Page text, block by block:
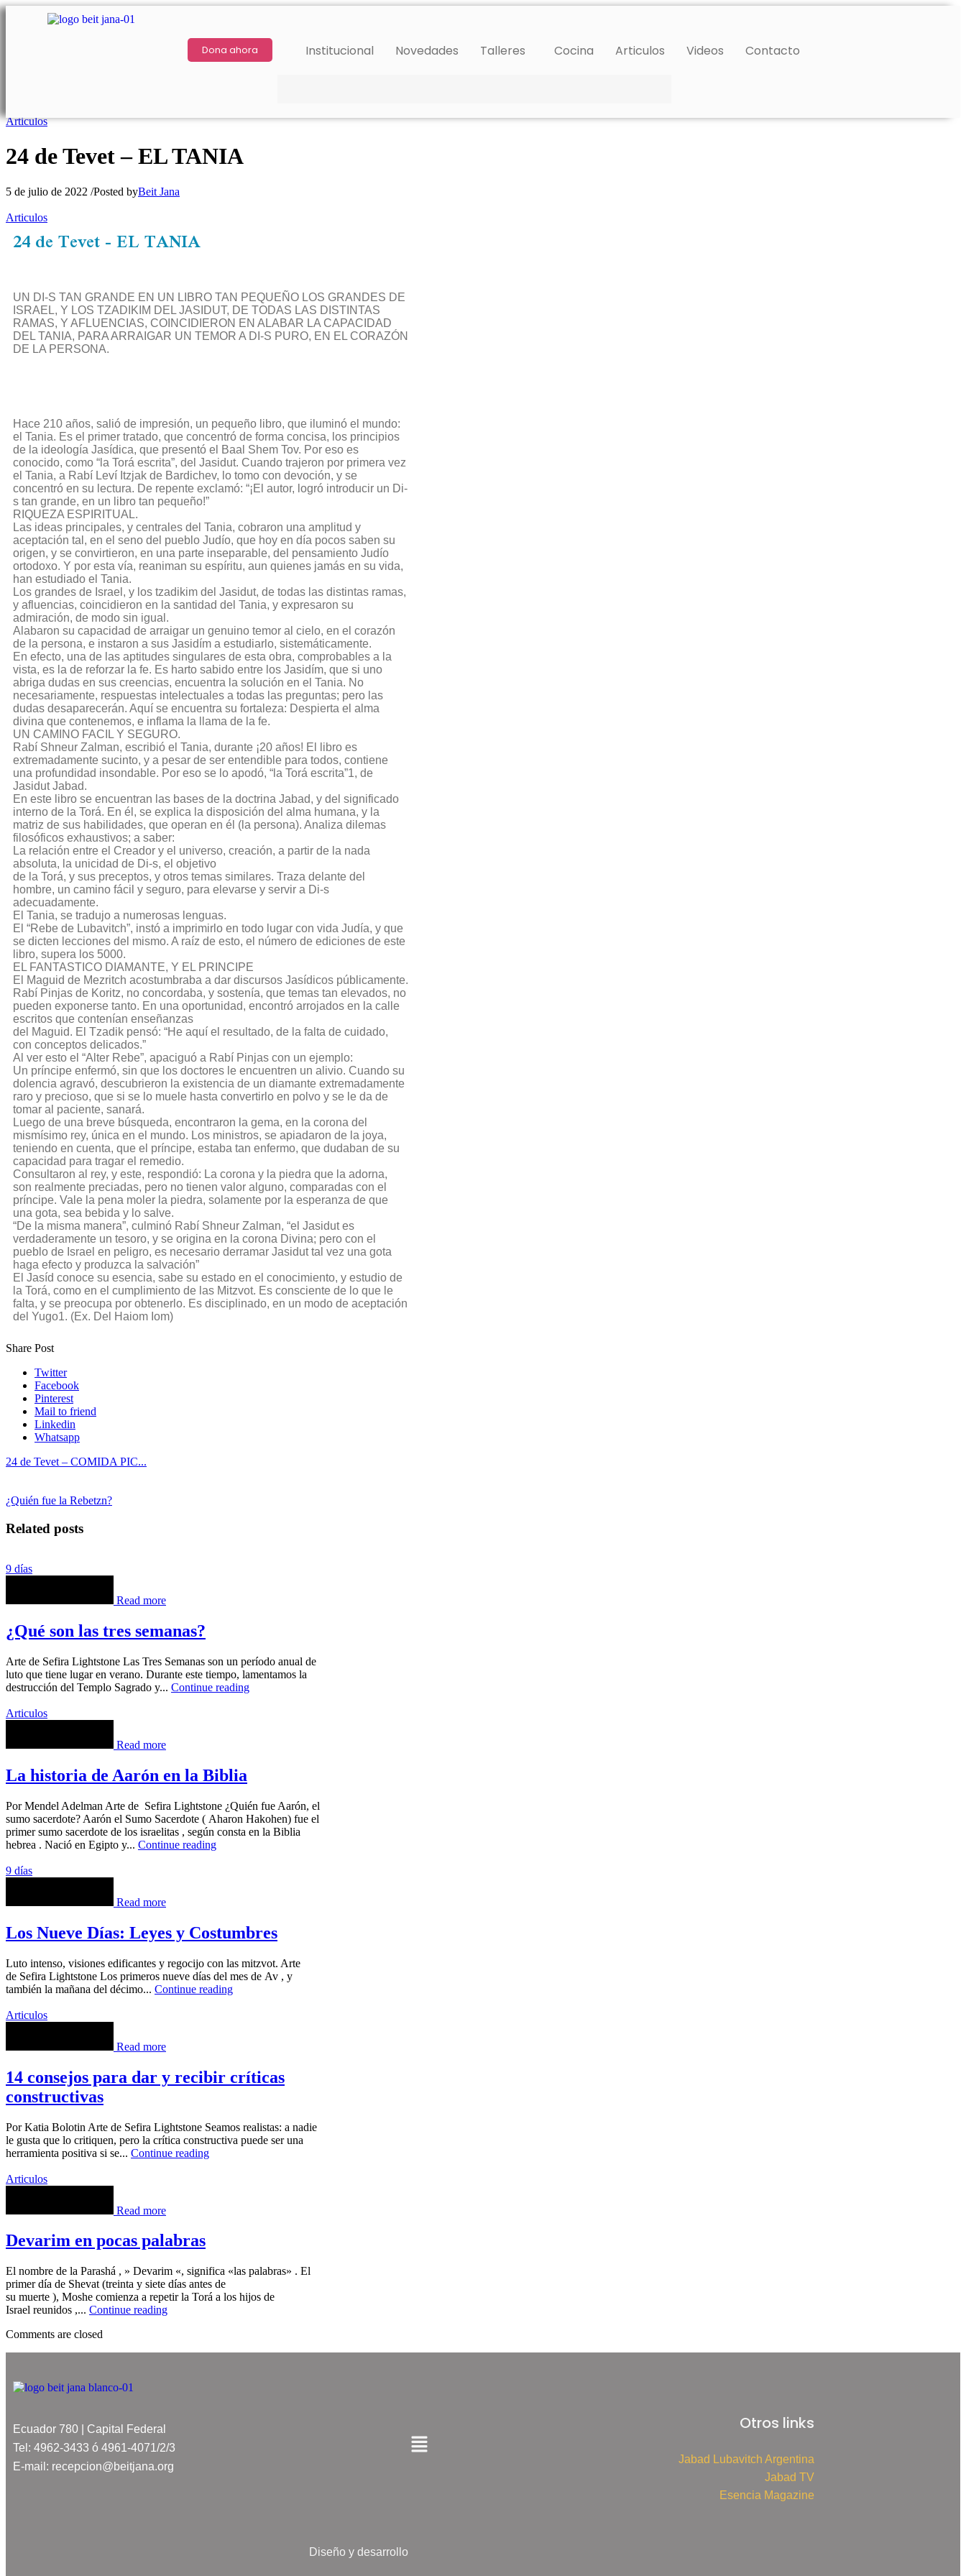
Dona ahora Institucional Novedades Talleres Cocina Articulos Videos Contacto
Articulos
24 de Tevet – EL TANIA
5 de julio de 2022 /Posted byBeit Jana
Articulos
24 de Tevet - EL TANIA
UN DI-S TAN GRANDE EN UN LIBRO TAN PEQUEÑO LOS GRANDES DE
ISRAEL, Y LOS TZADIKIM DEL JASIDUT, DE TODAS LAS DISTINTAS
RAMAS, Y AFLUENCIAS, COINCIDIERON EN ALABAR LA CAPACIDAD
DEL TANIA, PARA ARRAIGAR UN TEMOR A DI-S PURO, EN EL CORAZÓN
DE LA PERSONA.
Hace 210 años, salió de impresión, un pequeño libro, que iluminó el mundo:
el Tania. Es el primer tratado, que concentró de forma concisa, los principios
de la ideología Jasídica, que presentó el Baal Shem Tov. Por eso es
conocido, como “la Torá escrita”, del Jasidut. Cuando trajeron por primera vez
el Tania, a Rabí Leví Itzjak de Bardichev, lo tomo con devoción, y se
concentró en su lectura. De repente exclamó: “¡El autor, logró introducir un Di-
s tan grande, en un libro tan pequeño!”
RIQUEZA ESPIRITUAL.
Las ideas principales, y centrales del Tania, cobraron una amplitud y
aceptación tal, en el seno del pueblo Judío, que hoy en día pocos saben su
origen, y se convirtieron, en una parte inseparable, del pensamiento Judío
ortodoxo. Y por esta vía, reaniman su espíritu, aun quienes jamás en su vida,
han estudiado el Tania.
Los grandes de Israel, y los tzadikim del Jasidut, de todas las distintas ramas,
y afluencias, coincidieron en la santidad del Tania, y expresaron su
admiración, de modo sin igual.
Alabaron su capacidad de arraigar un genuino temor al cielo, en el corazón
de la persona, e instaron a sus Jasidím a estudiarlo, sistemáticamente.
En efecto, una de las aptitudes singulares de esta obra, comprobables a la
vista, es la de reforzar la fe. Es harto sabido entre los Jasidím, que si uno
abriga dudas en sus creencias, encuentra la solución en el Tania. No
necesariamente, respuestas intelectuales a todas las preguntas; pero las
dudas desaparecerán. Aquí se encuentra su fortaleza: Despierta el alma
divina que contenemos, e inflama la llama de la fe.
UN CAMINO FACIL Y SEGURO.
Rabí Shneur Zalman, escribió el Tania, durante ¡20 años! El libro es
extremadamente sucinto, y a pesar de ser entendible para todos, contiene
una profundidad insondable. Por eso se lo apodó, “la Torá escrita”1, de
Jasidut Jabad.
En este libro se encuentran las bases de la doctrina Jabad, y del significado
interno de la Torá. En él, se explica la disposición del alma humana, y la
matriz de sus habilidades, que operan en él (la persona). Analiza dilemas
filosóficos exhaustivos; a saber:
La relación entre el Creador y el universo, creación, a partir de la nada
absoluta, la unicidad de Di-s, el objetivo
de la Torá, y sus preceptos, y otros temas similares. Traza delante del
hombre, un camino fácil y seguro, para elevarse y servir a Di-s
adecuadamente.
El Tania, se tradujo a numerosas lenguas.
El “Rebe de Lubavitch”, instó a imprimirlo en todo lugar con vida Judía, y que
se dicten lecciones del mismo. A raíz de esto, el número de ediciones de este
libro, supera los 5000.
EL FANTASTICO DIAMANTE, Y EL PRINCIPE
El Maguid de Mezritch acostumbraba a dar discursos Jasídicos públicamente.
Rabí Pinjas de Koritz, no concordaba, y sostenía, que temas tan elevados, no
pueden exponerse tanto. En una oportunidad, encontró arrojados en la calle
escritos que contenían enseñanzas
del Maguid. El Tzadik pensó: “He aquí el resultado, de la falta de cuidado,
con conceptos delicados.”
Al ver esto el “Alter Rebe”, apaciguó a Rabí Pinjas con un ejemplo:
Un príncipe enfermó, sin que los doctores le encuentren un alivio. Cuando su
dolencia agravó, descubrieron la existencia de un diamante extremadamente
raro y precioso, que si se lo muele hasta convertirlo en polvo y se le da de
tomar al paciente, sanará.
Luego de una breve búsqueda, encontraron la gema, en la corona del
mismísimo rey, única en el mundo. Los ministros, se apiadaron de la joya,
teniendo en cuenta, que el príncipe, estaba tan enfermo, que dudaban de su
capacidad para tragar el remedio.
Consultaron al rey, y este, respondió: La corona y la piedra que la adorna,
son realmente preciadas, pero no tienen valor alguno, comparadas con el
príncipe. Vale la pena moler la piedra, solamente por la esperanza de que
una gota, sea bebida y lo salve.
“De la misma manera”, culminó Rabí Shneur Zalman, “el Jasidut es
verdaderamente un tesoro, y se origina en la corona Divina; pero con el
pueblo de Israel en peligro, es necesario derramar Jasidut tal vez una gota
haga efecto y produzca la salvación”
El Jasíd conoce su esencia, sabe su estado en el conocimiento, y estudio de
la Torá, como en el cumplimiento de las Mitzvot. Es consciente de lo que le
falta, y se preocupa por obtenerlo. Es disciplinado, en un modo de aceptación
del Yugo1. (Ex. Del Haiom Iom)
Share Post
Twitter
Facebook
Pinterest
Mail to friend
Linkedin
Whatsapp
24 de Tevet – COMIDA PIC...
¿Quién fue la Rebetzn?
Related posts
9 días
Read more
¿Qué son las tres semanas?
Arte de Sefira Lightstone Las Tres Semanas son un período anual de
luto que tiene lugar en verano. Durante este tiempo, lamentamos la
destrucción del Templo Sagrado y... Continue reading
Articulos
Read more
La historia de Aarón en la Biblia
Por Mendel Adelman Arte de Sefira Lightstone ¿Quién fue Aarón, el
sumo sacerdote? Aarón el Sumo Sacerdote ( Aharon Hakohen) fue el
primer sumo sacerdote de los israelitas , según consta en la Biblia
hebrea . Nació en Egipto y... Continue reading
9 días
Read more
Los Nueve Días: Leyes y Costumbres
Luto intenso, visiones edificantes y regocijo con las mitzvot. Arte
de Sefira Lightstone Los primeros nueve días del mes de Av , y
también la mañana del décimo... Continue reading
Articulos
Read more
14 consejos para dar y recibir críticas
constructivas
Por Katia Bolotin Arte de Sefira Lightstone Seamos realistas: a nadie
le gusta que lo critiquen, pero la crítica constructiva puede ser una
herramienta positiva si se... Continue reading
Articulos
Read more
Devarim en pocas palabras
El nombre de la Parashá , » Devarim «, significa «las palabras» . El
primer día de Shevat (treinta y siete días antes de
su muerte ), Moshe comienza a repetir la Torá a los hijos de
Israel reunidos ,... Continue reading
Comments are closed
Ecuador 780 | Capital Federal
Tel: 4962-3433 ó 4961-4071/2/3
E-mail: recepcion@beitjana.org
Otros links
Jabad Lubavitch Argentina
Jabad TV
Esencia Magazine
Diseño y desarrollo